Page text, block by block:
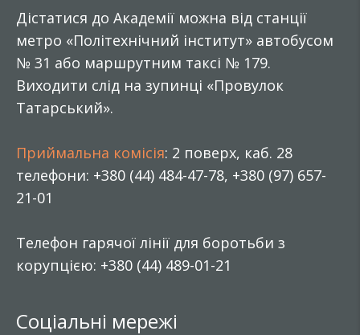
Дістатися до Академії можна від станції
метро «Політехнічний інститут» автобусом
№ 31 або маршрутним таксі № 179.
Виходити слід на зупинці «Провулок
Татарський».
Приймальна комісія: 2 поверх, каб. 28
телефони: +380 (44) 484-47-78, +380 (97) 657-
21-01
Телефон гарячої лінії для боротьби з
корупцією: +380 (44) 489-01-21
Соціальні мережі